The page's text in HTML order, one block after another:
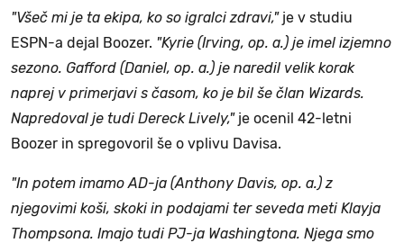
"Všeč mi je ta ekipa, ko so igralci zdravi,"je v studiu
ESPN-a dejal Boozer. "Kyrie (Irving, op. a.) je imel izjemno
sezono. Gafford (Daniel, op. a.) je naredil velik korak
naprej v primerjavi s časom, ko je bil še član Wizards.
Napredoval je tudi Dereck Lively,"je ocenil 42-letni
Boozer in spregovoril še o vplivu Davisa.
"In potem imamo AD-ja (Anthony Davis, op. a.) z
njegovimi koši, skoki in podajami ter seveda meti Klayja
Thompsona. Imajo tudi PJ-ja Washingtona. Njega smo